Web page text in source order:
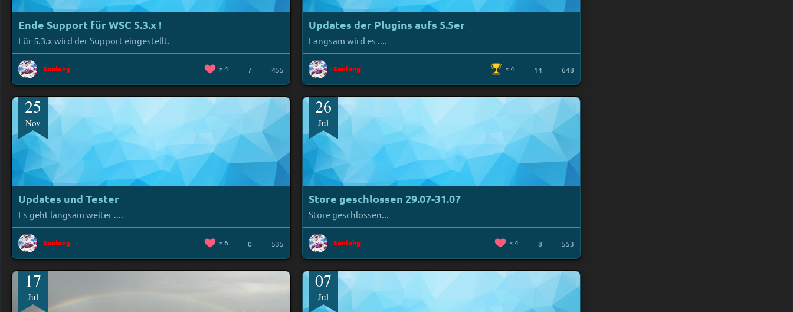
Ende Support für WSC 5.3.x !
Für 5.3.x wird der Support eingestellt.
Sonlong 4 7 455
Updates der Plugins aufs 5.5er
Langsam wird es ....
Sonlong 4 14 648
25
Nov
Updates und Tester
Es geht langsam weiter ....
Sonlong 6 0 535
26
Jul
Store geschlossen 29.07-31.07
Store geschlossen...
Sonlong 4 8 553
17
Jul
07
Jul